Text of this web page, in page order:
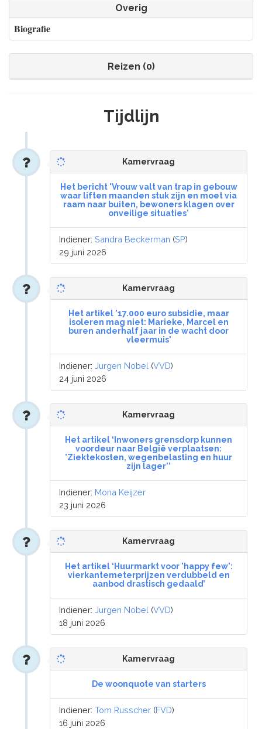
Overig
Biografie
Reizen (0)
Tijdlijn
Kamervraag
Het bericht 'Vrouw valt van trap in gebouw
waar liften maanden stuk zijn en moet via
raam naar buiten, bewoners klagen over
onveilige situaties'
Indiener:Sandra Beckerman (SP)
29 juni 2026
Kamervraag
Het artikel '17.000 euro subsidie, maar
isoleren mag niet: Marieke, Marcel en
buren anderhalf jaar in de wacht door
vleermuis'
Indiener:Jurgen Nobel (VVD)
24 juni 2026
Kamervraag
Het artikel ‘Inwoners grensdorp kunnen
voordeur naar België verplaatsen:
’Ziektekosten, wegenbelasting en huur
zijn lager’’
Indiener: Mona Keijzer
23 juni 2026
Kamervraag
Het artikel ‘Huurmarkt voor 'happy few':
vierkantemeterprijzen verdubbeld en
aanbod drastisch gedaald’
Indiener:Jurgen Nobel (VVD)
18 juni 2026
Kamervraag
De woonquote van starters
Indiener:Tom Russcher (FVD)
16 juni 2026